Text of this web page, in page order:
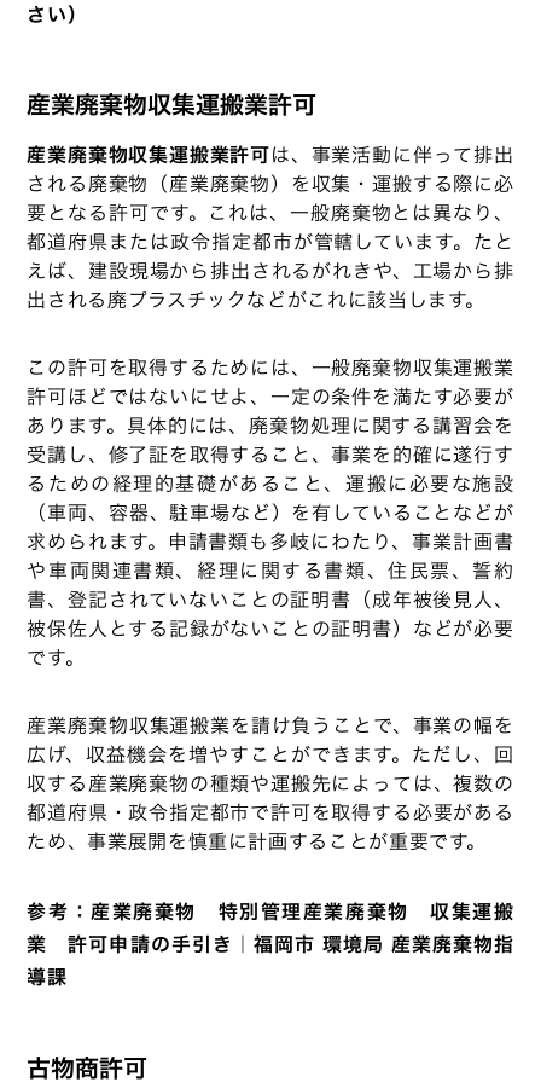
さい）
産業廃棄物収集運搬業許可
産業廃棄物収集運搬業許可は、事業活動に伴って排出
される廃棄物（産業廃棄物）を収集・運搬する際に必
要となる許可です。これは、一般廃棄物とは異なり、
都道府県または政令指定都市が管轄しています。たと
えば、建設現場から排出されるがれきや、工場から排
出される廃プラスチックなどがこれに該当します。
この許可を取得するためには、一般廃棄物収集運搬業
許可ほどではないにせよ、一定の条件を満たす必要が
あります。具体的には、廃棄物処理に関する講習会を
受講し、修了証を取得すること、事業を的確に遂行す
るための経理的基礎があること、運搬に必要な施設
（車両、容器、駐車場など）を有していることなどが
求められます。申請書類も多岐にわたり、事業計画書
や車両関連書類、経理に関する書類、住民票、誓約
書、登記されていないことの証明書（成年被後見人、
被保佐人とする記録がないことの証明書）などが必要
です。
産業廃棄物収集運搬業を請け負うことで、事業の幅を
広げ、収益機会を増やすことができます。ただし、回
収する産業廃棄物の種類や運搬先によっては、複数の
都道府県・政令指定都市で許可を取得する必要がある
ため、事業展開を慎重に計画することが重要です。
参考：産業廃棄物 特別管理産業廃棄物 収集運搬
業 許可申請の手引き｜福岡市 環境局 産業廃棄物指
導課
古物商許可